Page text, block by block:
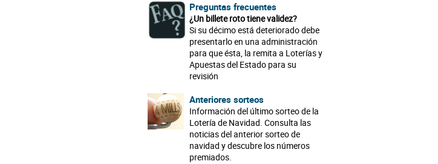
Preguntas frecuentes
¿Un billete roto tiene validez?
Si su décimo está deteriorado debe
presentarlo en una administración
para que ésta, la remita a Loterías y
Apuestas del Estado para su
revisión
Anteriores sorteos
Información del último sorteo de la
Lotería de Navidad. Consulta las
noticias del anterior sorteo de
navidad y descubre los números
premiados.